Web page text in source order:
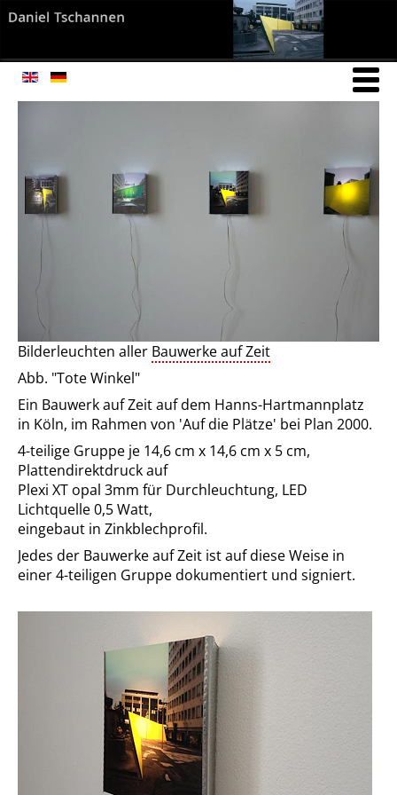
Bilderleuchten aller Bauwerke auf Zeit
Abb. "Tote Winkel"
Ein Bauwerk auf Zeit auf dem Hanns-Hartmannplatz
in Köln, im Rahmen von 'Auf die Plätze' bei Plan 2000.
4-teilige Gruppe je 14,6 cm x 14,6 cm x 5 cm,
Plattendirektdruck auf
Plexi XT opal 3mm für Durchleuchtung, LED
Lichtquelle 0,5 Watt,
eingebaut in Zinkblechprofil.
Jedes der Bauwerke auf Zeit ist auf diese Weise in
einer 4-teiligen Gruppe dokumentiert und signiert.